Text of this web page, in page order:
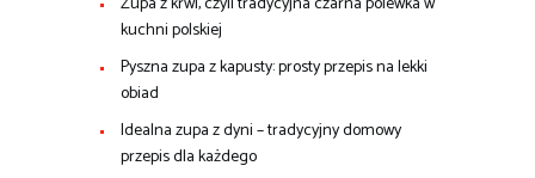
kuchni polskiej
Pyszna zupa z kapusty: prosty przepis na lekki
obiad
Idealna zupa z dyni – tradycyjny domowy
przepis dla każdego